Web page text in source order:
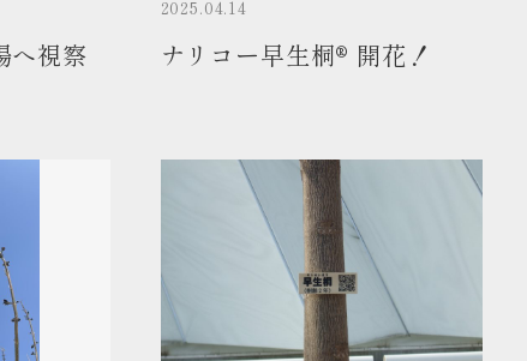
へ視察
2025.04.14
ナリコー早生桐® 開花！